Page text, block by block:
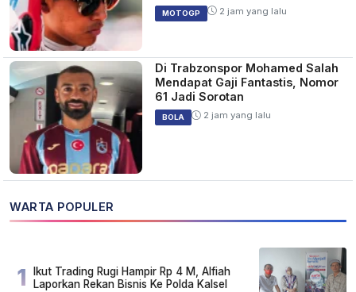
MOTOGP 2 jam yang lalu
Di Trabzonspor Mohamed Salah
Mendapat Gaji Fantastis, Nomor
61 Jadi Sorotan
BOLA 2 jam yang lalu
WARTA POPULER
1
Ikut Trading Rugi Hampir Rp 4 M, Alfiah
Laporkan Rekan Bisnis Ke Polda Kalsel